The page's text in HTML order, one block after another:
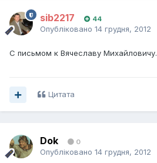
sib2217 44
Опубліковано 14 грудня, 2012
С письмом к Вячеславу Михайловичу.
Цитата
Dok 0
Опубліковано 14 грудня, 2012